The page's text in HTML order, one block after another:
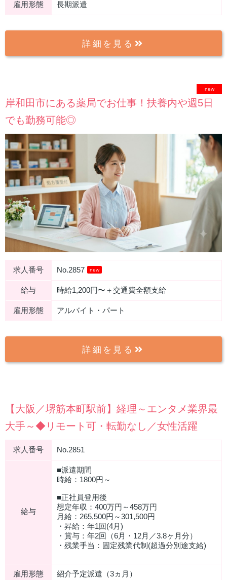
雇用形態 長期派遣
詳細を見る
new
岸和田市にある薬局でお仕事！扶養内や週5日
でも勤務可能◎
求人番号 No.2857 new
給与 時給1,200円〜＋交通費全額支給
雇用形態 アルバイト・パート
詳細を見る
【大阪／堺筋本町駅前】経理～エンタメ業界最
大手～◆リモート可・転勤なし／女性活躍
求人番号 No.2851
給与
■派遣期間
時給：1800円～
■正社員登用後
想定年収：400万円～458万円
月給：265,500円～301,500円
・昇給：年1回(4月)
・賞与：年2回（6月・12月／3.8ヶ月分）
・残業手当：固定残業代制(超過分別途支給)
雇用形態 紹介予定派遣（3ヵ月）